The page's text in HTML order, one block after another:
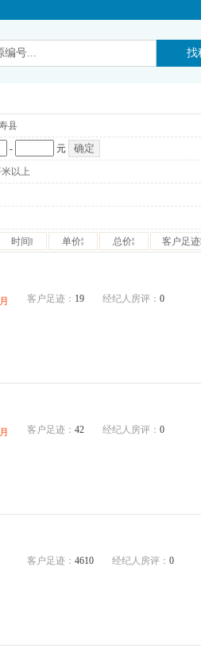
县
- 元
米以上
时间 单价 总价 客户足迹
客户足迹： 19 经纪人房评： 0
客户足迹： 42 经纪人房评： 0
客户足迹： 4610 经纪人房评： 0